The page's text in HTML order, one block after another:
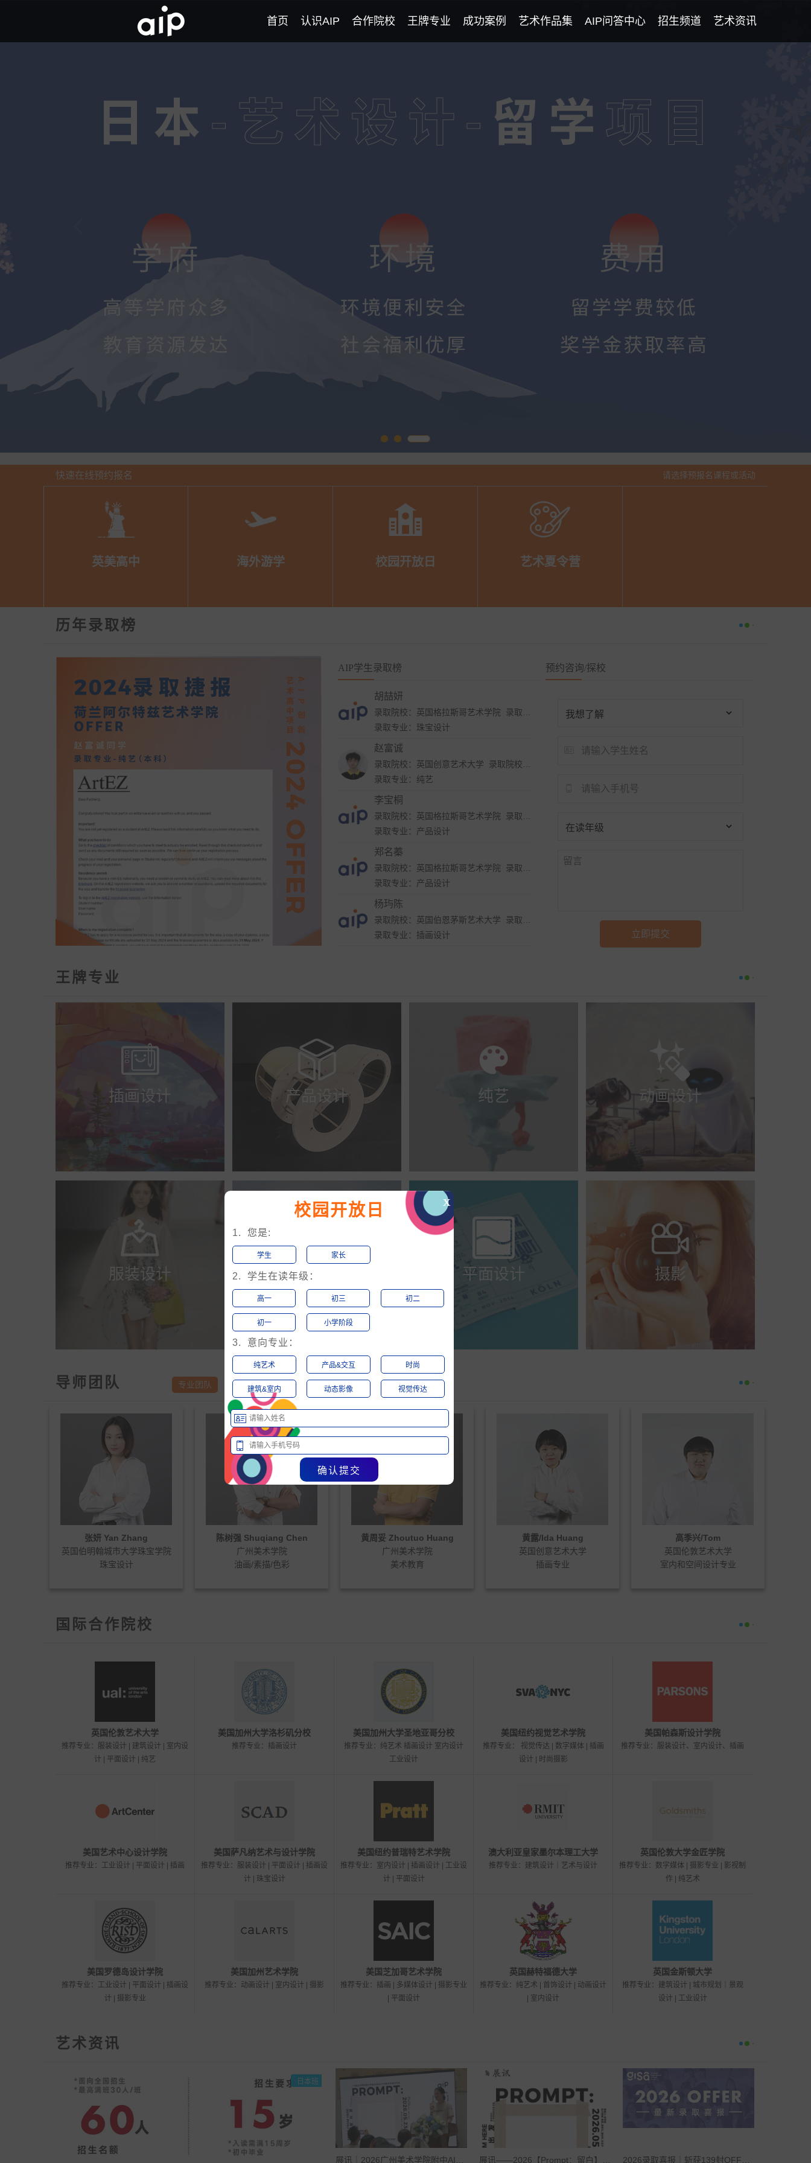
首页 认识AIP
语言团队
国际导师团队
合作院校 王牌专业 成功案例 艺术作品集 AIP问答中心 招生频道 艺术资讯
快速在线预约报名 请选择预报名课程或活动

英美高中

适合年满15周岁的初中及
毕业生

海外游学
目
海外学习、生活的体验

校园开放日
预约参加校园开放日

艺术夏令营
AIP寒暑假艺术多元夏令营
适合年满12至17周岁
历年录取榜
AIP学生录取榜
赵富诚
录取专业：纯艺
录取专业：产品设计
刘昱辰
录取院校：英国金斯顿大学 录取院校：英国伯恩茅斯大学 录取院校：伦敦布鲁内尔大学
录取专业：插画设计
田语馨
录取专业：插画设计
录取院校：英国赫特福德大学 录取院校：英国考文垂大学 录取院校：英国金斯顿大学 录取院校：英国威斯敏斯特大学 录取院校：英国提赛德大学 录取院校：英国安格利亚鲁斯金大学
录取院校：英国伯恩茅斯艺术大学 录取院校：英国赫特福德大学 录取院校：英国威斯敏斯特大学 录取院校：英国提赛德大学 录取院校：英国布莱顿大学
录取专业：纯艺
胡喆妍
录取专业：珠宝设计
赵富诚
录取专业：纯艺
李宝桐
录取专业：产品设计
郑名蓁
录取专业：产品设计
杨玙陈
录取专业：插画设计
预约咨询/探校
立即提交
王牌专业

插画设计

产品设计

纯艺

动画设计

服装设计

建筑设计

平面设计

摄影
导师团队 专业团队 语言团队 国际导师团队
陈树强 Shuqiang Chen
广州美术学院
油画/素描/色彩
黄周妥 Zhoutuo Huang
广州美术学院
美术教育
黄露/Ida Huang
英国创意艺术大学
插画专业
高季兴/Tom
英国伦敦艺术大学
室内和空间设计专业
JANINE GOLDSWORTHY
英国曼切斯特艺术学院
国际合作院校
英国伦敦艺术大学
推荐专业：服装设计 | 建筑设计 | 室内设
计 | 平面设计 | 纯艺
美国加州大学洛杉矶分校
推荐专业：插画设计
美国加州大学圣地亚哥分校
推荐专业：纯艺术 插画设计 室内设计
工业设计
美国纽约视觉艺术学院
推荐专业： 视觉传达 | 数字媒体 | 插画
设计 | 时尚摄影
美国帕森斯设计学院
推荐专业：服装设计、室内设计、插画
美国艺术中心设计学院
推荐专业：工业设计 | 平面设计 | 插画
美国萨凡纳艺术与设计学院
推荐专业：服装设计 | 平面设计 | 插画设
计 | 珠宝设计
美国纽约普瑞特艺术学院
推荐专业：室内设计 | 插画设计 | 工业设
计 | 平面设计
澳大利亚皇家墨尔本理工大学
推荐专业：建筑设计｜艺术与设计
英国伦敦大学金匠学院
推荐专业：数字媒体 | 摄影专业 | 影视制
作 | 纯艺术
美国罗德岛设计学院
推荐专业：工业设计 | 平面设计 | 插画设
计 | 摄影专业
美国加州艺术学院
推荐专业：动画设计 | 室内设计 | 摄影
美国芝加哥艺术学院
推荐专业：插画 | 多媒体设计 | 摄影专业
| 平面设计
英国赫特福德大学
推荐专业：纯艺术 | 首饰设计 | 动画设计
| 室内设计
英国金斯顿大学
推荐专业：建筑设计 | 城市规划｜景观
设计 | 工业设计
艺术资讯
英美班
校园开放日
1. 您是:
学生 家长
2. 学生在读年级：
高一 初三 初二
初一 小学阶段
3. 意向专业：
纯艺术 产品&交互 时尚
建筑&室内 动态影像 视觉传达


确认提交
x